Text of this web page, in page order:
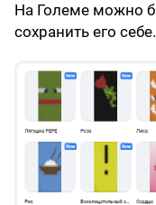
На Големе можно
сохранить его себе.